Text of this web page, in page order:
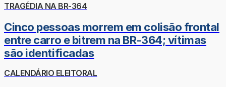
TRAGÉDIA NA BR-364
Cinco pessoas morrem em colisão frontal
entre carro e bitrem na BR-364; vítimas
são identificadas
CALENDÁRIO ELEITORAL